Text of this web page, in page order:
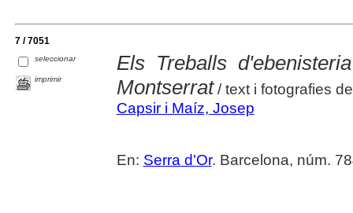
7 / 7051
seleccionar
imprimir
Els Treballs
Montserrat/ text i fotografies
Capsir i Maíz, Josep
En: Serra d'Or. Barcelona, núm.